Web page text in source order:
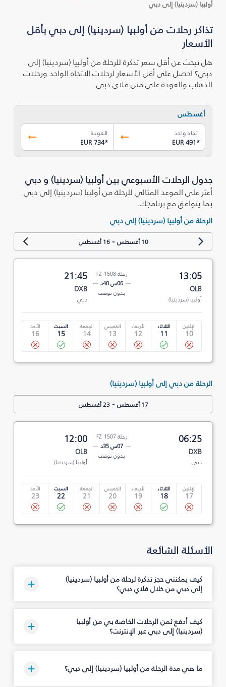
أولبيا (سردينيا) إلى دبي
تذاكر رحلات من أولبيا (سردينيا) إلى دبي بأقل
الأسعار
هل تبحث عن أقل سعر تذكرة للرحلة من أولبيا (سردينيا) إلى
دبي؟ احصل على أقل الأسعار لرحلات الاتجاه الواحد ورحلات
الذهاب والعودة على متن فلاي دبي.
أغسطس
اتجاه واحد
EUR 491*
العودة
EUR 734*
جدول الرحلات الأسبوعي بين أولبيا (سردينيا) و دبي
أعثر على الموعد المثالي للرحلة من أولبيا (سردينيا) إلى دبي
بما يتوافق مع برنامجك.
الرحلة من أولبيا (سردينيا) إلى دبي
10 أغسطس -16 أغسطس
13:05
OLB
أولبيا (سردينيا)
رحلة FZ 1508
06س 40د
بدون توقف
21:45
DXB
دبي
الإثنين
10
الثلاثاء
11
الأربعاء
12
الخميس
13
الجمعة
14
السبت
15
الأحد
16
الرحلة من دبي إلى أولبيا (سردينيا)
17 أغسطس -23 أغسطس
06:25
DXB
دبي
رحلة FZ 1507
07س 35د
بدون توقف
12:00
OLB
أولبيا (سردينيا)
الإثنين
17
الثلاثاء
18
الأربعاء
19
الخميس
20
الجمعة
21
السبت
22
الأحد
23
الأسئلة الشائعة
كيف يمكنني حجز تذكرة لرحلة من أولبيا (سردينيا)
إلى دبي من خلال فلاي دبي؟
كيف أدفع ثمن الرحلات الخاصة بي من أولبيا
(سردينيا) إلى دبي عبر الإنترنت؟
ما هي مدة الرحلة من أولبيا (سردينيا) إلى دبي؟